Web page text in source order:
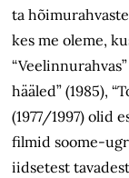
ta
kes me oleme,
hääled” (1985),
(1977/1997) olid
filmid soome-
iidsetest